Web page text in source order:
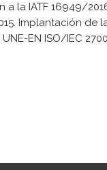
a la IATF 16949/
Implantación de
UNE-EN ISO/IEC